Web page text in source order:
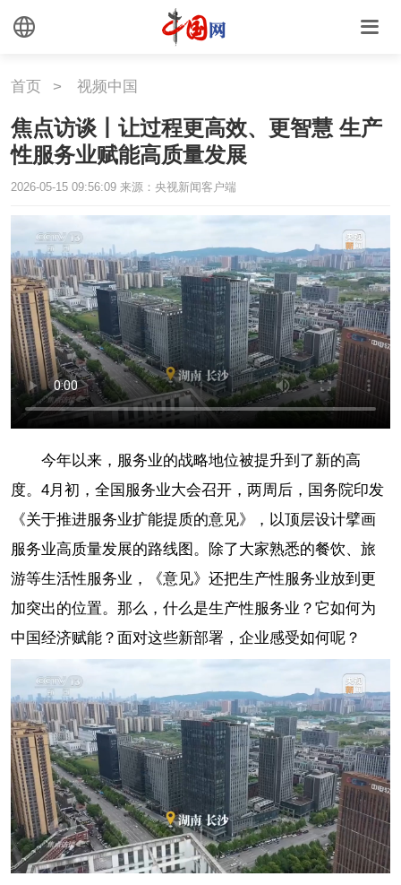
首页 > 视频中国
焦点访谈丨让过程更高效、更智慧 生产
性服务业赋能高质量发展
2026-05-15 09:56:09 来源：央视新闻客户端
今年以来，服务业的战略地位被提升到了新的高
度。4月初，全国服务业大会召开，两周后，国务院印发
《关于推进服务业扩能提质的意见》，以顶层设计擘画
服务业高质量发展的路线图。除了大家熟悉的餐饮、旅
游等生活性服务业，《意见》还把生产性服务业放到更
加突出的位置。那么，什么是生产性服务业？它如何为
中国经济赋能？面对这些新部署，企业感受如何呢？